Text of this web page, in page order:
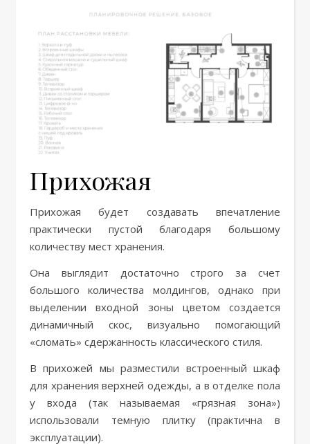
Прихожая
Прихожая будет создавать впечатление
практически пустой благодаря большому
количеству мест хранения.
Она выглядит достаточно строго за счет
большого количества молдингов, однако при
выделении входной зоны цветом создается
динамичный скос, визуально помогающий
«сломать» сдержанность классического стиля.
В прихожей мы разместили встроенный шкаф
для хранения верхней одежды, а в отделке пола
у входа (так называемая «грязная зона»)
использовали темную плитку (практична в
эксплуатации).